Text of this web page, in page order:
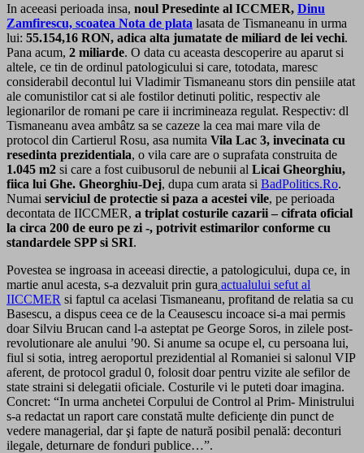
In aceeasi perioada insa, noul Presedinte al ICCMER, Dinu
Zamfirescu, scoatea Nota de plata lasata de Tismaneanu in urma
lui: 55.154,16 RON, adica alta jumatate de miliard de lei vechi.
Pana acum, 2 miliarde. O data cu aceasta descoperire au aparut si
altele, ce tin de ordinul patologicului si care, totodata, maresc
considerabil decontul lui Vladimir Tismaneanu stors din pensiile atat
ale comunistilor cat si ale fostilor detinuti politic, respectiv ale
legionarilor de romani pe care ii incrimineaza regulat. Respectiv: dl
Tismaneanu avea ambâtz sa se cazeze la cea mai mare vila de
protocol din Cartierul Rosu, asa numita Vila Lac 3, invecinata cu
resedinta prezidentiala, o vila care are o suprafata construita de
1.045 m2 si care a fost cuibusorul de nebunii al Licai Gheorghiu,
fiica lui Ghe. Gheorghiu-Dej, dupa cum arata si BadPolitics.Ro.
Numai serviciul de protectie si paza a acestei vile, pe perioada
decontata de IICCMER, a triplat costurile cazarii – cifrata oficial
la circa 200 de euro pe zi -, potrivit estimarilor conforme cu
standardele SPP si SRI.
Povestea se ingroasa in aceeasi directie, a patologicului, dupa ce, in
martie anul acesta, s-a dezvaluit prin gura actualului sefut al
IICCMER si faptul ca acelasi Tismaneanu, profitand de relatia sa cu
Basescu, a dispus ceea ce de la Ceausescu incoace si-a mai permis
doar Silviu Brucan cand l-a asteptat pe George Soros, in zilele post-
revolutionare ale anului ’90. Si anume sa ocupe el, cu persoana lui,
fiul si sotia, intreg aeroportul prezidential al Romaniei si salonul VIP
aferent, de protocol gradul 0, folosit doar pentru vizite ale sefilor de
state straini si delegatii oficiale. Costurile vi le puteti doar imagina.
Concret: “In urma anchetei Corpului de Control al Prim- Ministrului
s-a redactat un raport care constată multe deficienţe din punct de
vedere managerial, dar şi fapte de natură posibil penală: deconturi
ilegale, deturnare de fonduri publice…”.